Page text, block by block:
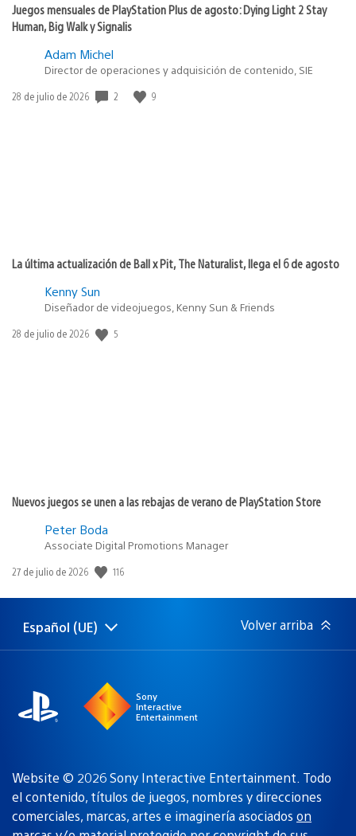
Juegos mensuales de PlayStation Plus de agosto: Dying Light 2 Stay
Human, Big Walk y Signalis
Adam Michel
Director de operaciones y adquisición de contenido, SIE
Fecha
28 de julio de 2026 2 9
La última actualización de Ball x Pit, The Naturalist, llega el 6 de agosto
Kenny Sun
Diseñador de videojuegos, Kenny Sun & Friends
Fecha
28 de julio de 2026 5
Nuevos juegos se unen a las rebajas de verano de PlayStation Store
Peter Boda
Associate Digital Promotions Manager
Fecha
publicación:
27 de julio de 2026 116
Selecciona
una
Región
actual:
Español (UE) Volver arriba
Sony
Interactive
Entertainment
Website © 2026 Sony Interactive Entertainment. Todo
el contenido, títulos de juegos, nombres y direcciones
comerciales, marcas, artes e imaginería asociados on